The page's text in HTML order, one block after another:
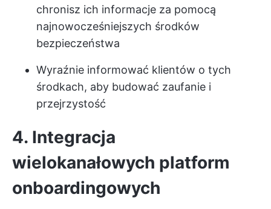
chronisz ich informacje za pomocą
najnowocześniejszych środków
bezpieczeństwa
Wyraźnie informować klientów o tych
środkach, aby budować zaufanie i
przejrzystość
4. Integracja
wielokanałowych platform
onboardingowych